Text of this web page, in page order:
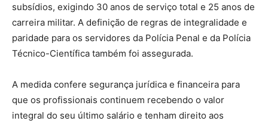
subsídios, exigindo 30 anos de serviço total e 25 anos de
carreira militar. A definição de regras de integralidade e
paridade para os servidores da Polícia Penal e da Polícia
Técnico-Científica também foi assegurada.
A medida confere segurança jurídica e financeira para
que os profissionais continuem recebendo o valor
integral do seu último salário e tenham direito aos